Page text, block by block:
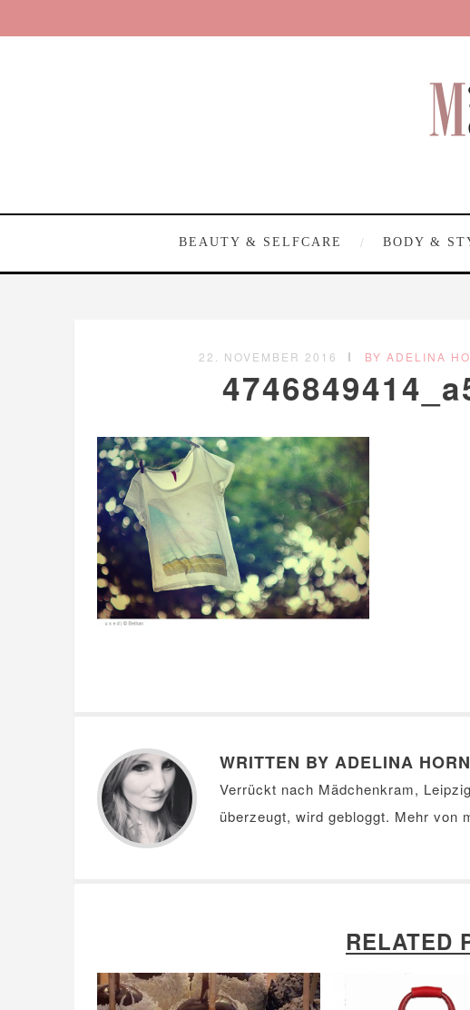
BEAUTY & SELFCARE BODY &
22. NOVEMBER 2016 BY ADELINA
WRITTEN BY ADELINA HORN
Verrückt nach Mädchenkram,
überzeugt, wird gebloggt. Mehr von
RELATED